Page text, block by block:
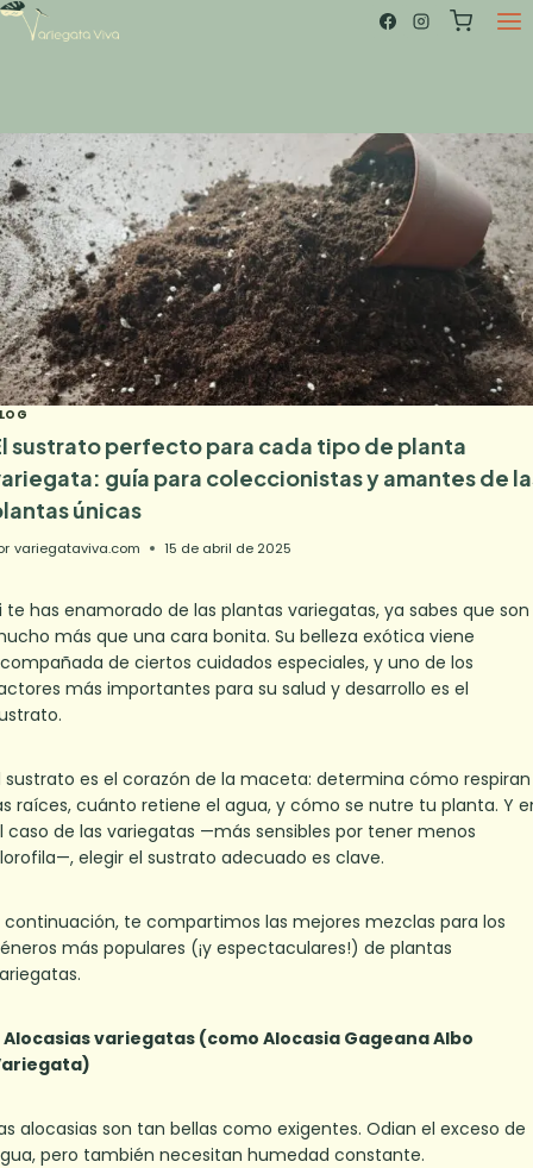
Saltar
sustrato perfecto para cada tipo de planta
guía para coleccionistas y amantes de
únicas
variegataviva.com 15 de abril de 2025
te has enamorado de las plantas variegatas, ya sabes que son
más que una cara bonita. Su belleza exótica viene
de ciertos cuidados especiales, y uno de los
más importantes para su salud y desarrollo es el
sustrato es el corazón de la maceta: determina cómo respiran
raíces, cuánto retiene el agua, y cómo se nutre tu planta. Y
caso de las variegatas —más sensibles por tener menos
elegir el sustrato adecuado es clave.
continuación, te compartimos las mejores mezclas para los
más populares (¡y espectaculares!) de plantas
Alocasias variegatas (como Alocasia Gageana Albo
alocasias son tan bellas como exigentes. Odian el exceso de
pero también necesitan humedad constante.